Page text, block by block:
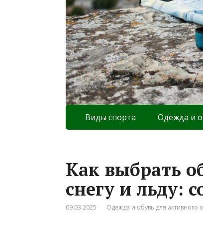
Виды спорта Одежда и
Как выбрать
снегу и льду:
09.03.2025 Одежда и обувь для активного